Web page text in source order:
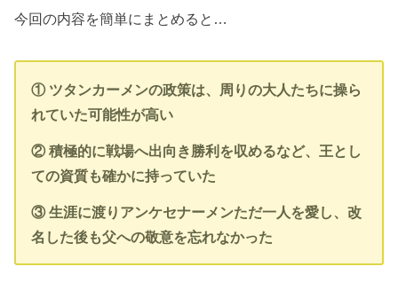
今回の内容を簡単にまとめると…
① ツタンカーメンの政策は、周りの大人たちに操ら
れていた可能性が高い
② 積極的に戦場へ出向き勝利を収めるなど、王とし
ての資質も確かに持っていた
③ 生涯に渡りアンケセナーメンただ一人を愛し、改
名した後も父への敬意を忘れなかった